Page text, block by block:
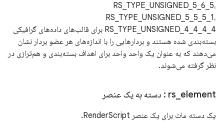
RS_TYPE_UNSIGNED_5_6_5،
RS_TYPE_UNSIGNED_5_5_5_1،
RS_TYPE_UNSIGNED_4_4_4_4 برای قالب‌های داده‌های گرافیکی
بسته‌بندی شده هستند و بردارهایی را با اندازه‌های هر عضو بردار نشان
می‌دهند که به عنوان یک واحد واحد برای اهداف بسته‌بندی و هم‌ترازی در
نظر گرفته می‌شوند.
rs element : دسته به یک عنصر
یک دسته مات برای یک عنصر RenderScript.